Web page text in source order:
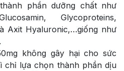
phần dưỡng chất như
Glycoproteins,
Axit Hyaluronic,…giống như
không gây hại cho sức
chỉ lựa chọn thành phần dịu